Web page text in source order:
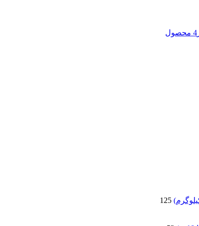
4 محصول
125